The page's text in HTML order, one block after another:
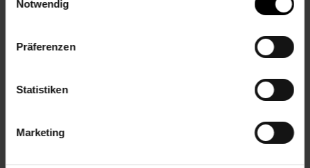
Notwendig
Präferenzen
Statistiken
Marketing
WEEE_Nummer: DE60366366
Artikelnummer: 2260209000
Druckerpatronen
Versandinformationen